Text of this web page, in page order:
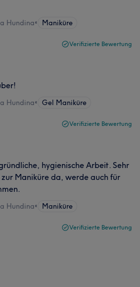
Hundina• Maniküre
Verifizierte Bewertung
Hundina• Gel Maniküre
Verifizierte Bewertung
hygienische Arbeit. Sehr
Maniküre da, werde auch für
Hundina• Maniküre
Verifizierte Bewertung